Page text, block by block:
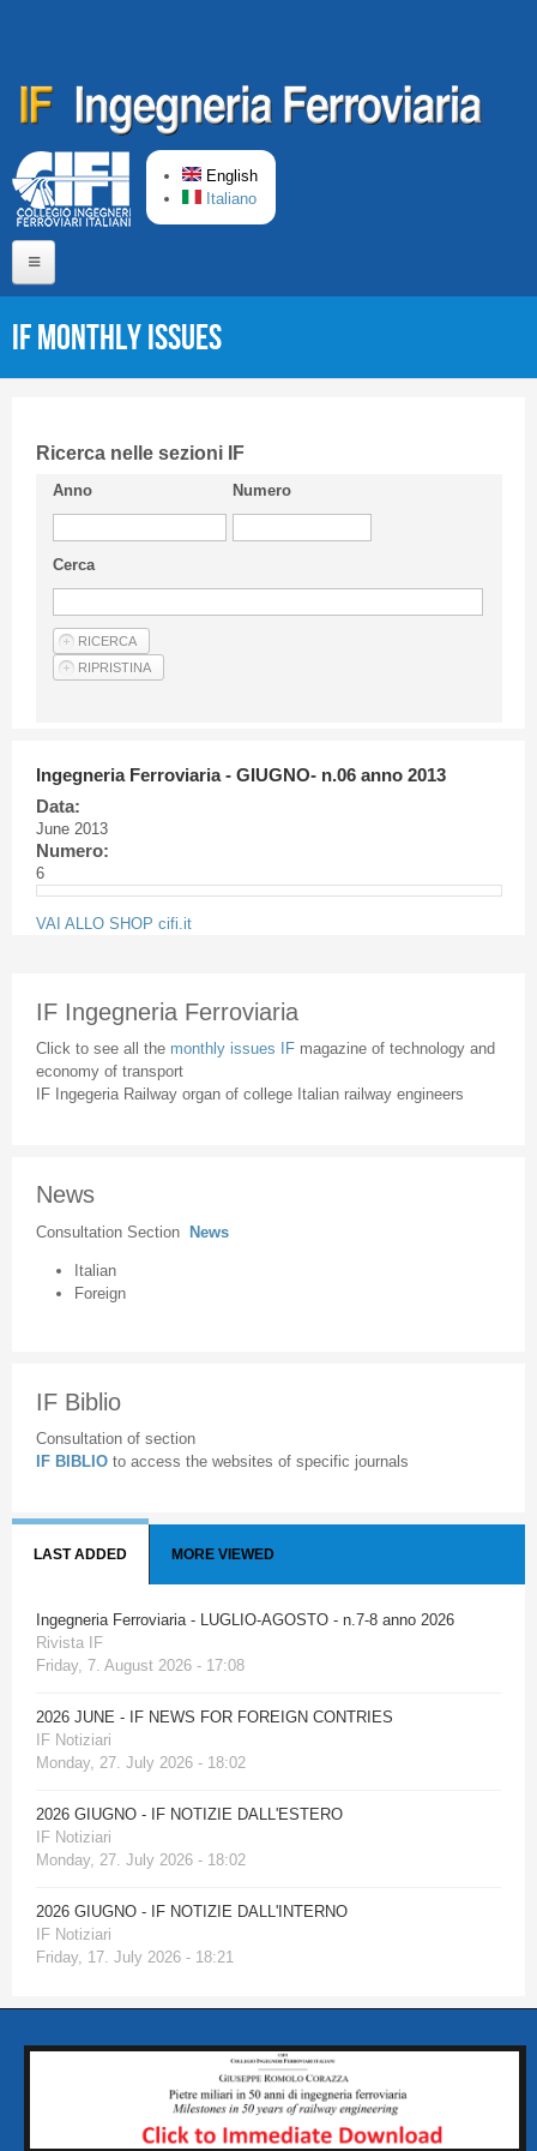
English
Italiano
Short presentation CIFI
Guideline
Privacy & Policy
Articles
IF monthly issues
Ricerca nelle sezioni IF
Anno Numero
Cerca
Ingegneria Ferroviaria - GIUGNO- n.06 anno 2013
Data:
June 2013
Numero:
6
VAI ALLO SHOP cifi.it
IF Ingegneria Ferroviaria
Click to see all the monthly issues IF magazine of technology and
economy of transport
IF Ingegeria Railway organ of college Italian railway engineers
News
Consultation Section News
Italian
Foreign
IF Biblio
Consultation of section
IF BIBLIO to access the websites of specific journals
LAST ADDED MORE VIEWED
Ingegneria Ferroviaria - LUGLIO-AGOSTO - n.7-8 anno 2026
Rivista IF
Friday, 7. August 2026 - 17:08
2026 JUNE - IF NEWS FOR FOREIGN CONTRIES
IF Notiziari
Monday, 27. July 2026 - 18:02
2026 GIUGNO - IF NOTIZIE DALL'ESTERO
IF Notiziari
Monday, 27. July 2026 - 18:02
2026 GIUGNO - IF NOTIZIE DALL'INTERNO
IF Notiziari
Friday, 17. July 2026 - 18:21